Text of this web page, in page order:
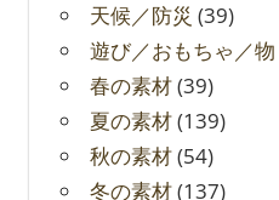
天候／防災 (39)
遊び／おもちゃ／物
春の素材(39)
夏の素材(139)
秋の素材(54)
冬の素材(137)